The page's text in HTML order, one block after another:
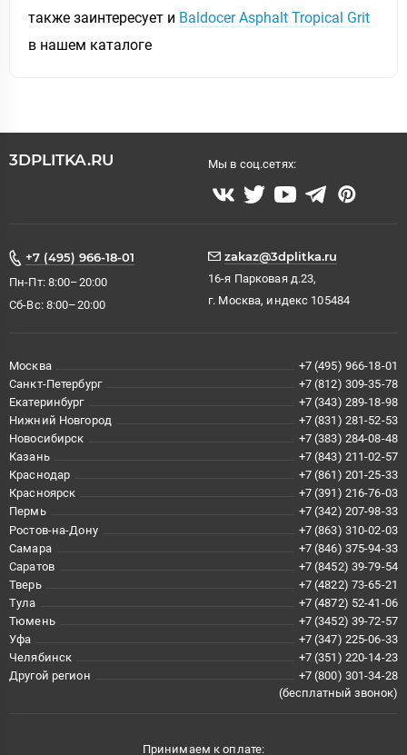
также заинтересует и Baldocer Asphalt Tropical Grit
в нашем каталоге
3DPLITKA.RU Мы в соц.сетях:
+7 (495) 966-18-01
Пн-Пт: 8:00–20:00
Сб-Вс: 8:00–20:00
zakaz@3dplitka.ru
16-я Парковая д.23,
г. Москва, индекс 105484
Москва
+7 (495) 966-18-01
Санкт-Петербург
+7 (812) 309-35-78
Екатеринбург
+7 (343) 289-18-98
Нижний Новгород
+7 (831) 281-52-53
Новосибирск
+7 (383) 284-08-48
Казань
+7 (843) 211-02-57
Краснодар
+7 (861) 201-25-33
Красноярск
+7 (391) 216-76-03
Пермь
+7 (342) 207-98-33
Ростов-на-Дону
+7 (863) 310-02-03
Самара
+7 (846) 375-94-33
Саратов
+7 (8452) 39-79-54
Тверь
+7 (4822) 73-65-21
Тула
+7 (4872) 52-41-06
Тюмень
+7 (3452) 39-72-57
Уфа
+7 (347) 225-06-33
Челябинск
+7 (351) 220-14-23
Другой регион
+7 (800) 301-34-28
(бесплатный звонок)
Принимаем к оплате: